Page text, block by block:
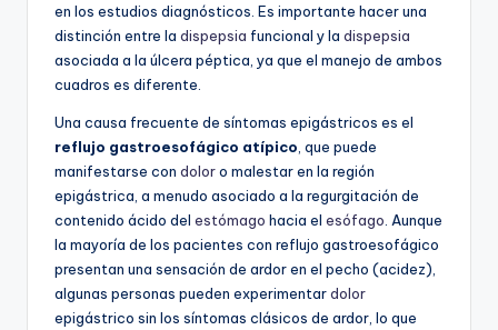
en los estudios diagnósticos. Es importante hacer una
distinción entre la dispepsia funcional y la dispepsia
asociada a la úlcera péptica, ya que el manejo de ambos
cuadros es diferente.
Una causa frecuente de síntomas epigástricos es el
reflujo gastroesofágico atípico , que puede
manifestarse con doloro malestar en la región
epigástrica, a menudo asociado a la regurgitación de
contenido ácido del estómago hacia el esófago . Aunque
la mayoría de los pacientes con reflujo gastroesofágico
presentan una sensación de ardor en el pecho (acidez),
algunas personas pueden experimentardolor
epigástrico sin los síntomas clásicos de ardor, lo que